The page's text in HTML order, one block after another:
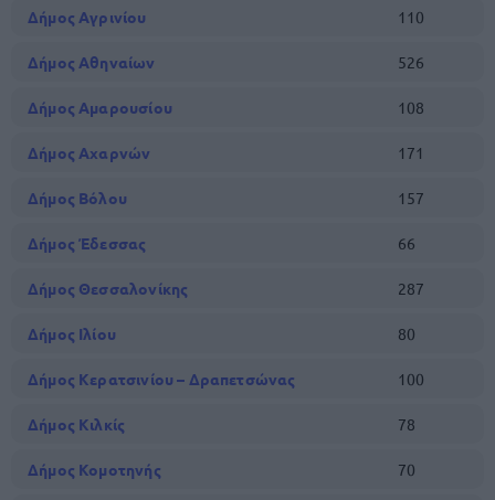
Δήμος Αγρινίου 110
Δήμος Αθηναίων 526
Δήμος Αμαρουσίου 108
Δήμος Αχαρνών 171
Δήμος Βόλου 157
Δήμος Έδεσσας 66
Δήμος Θεσσαλονίκης 287
Δήμος Ιλίου 80
Δήμος Κερατσινίου – Δραπετσώνας 100
Δήμος Κιλκίς 78
Δήμος Κομοτηνής 70